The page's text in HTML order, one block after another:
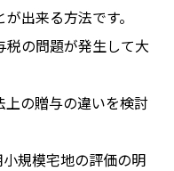
出来る方法です。
税の問題が発生して大
上の贈与の違いを検討
規模宅地の評価の明